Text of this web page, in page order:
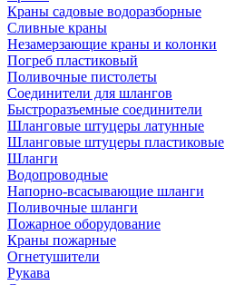
Краны садовые водоразборные
Сливные краны
Незамерзающие краны и колонки
Погреб пластиковый
Поливочные пистолеты
Соединители для шлангов
Быстроразъемные соединители
Шланговые штуцеры латунные
Шланговые штуцеры пластиковые
Шланги
Водопроводные
Напорно-всасывающие шланги
Поливочные шланги
Пожарное оборудование
Краны пожарные
Огнетушители
Рукава